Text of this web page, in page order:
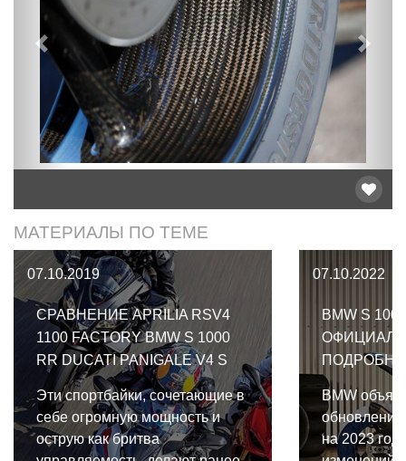
Предыдущий
МАТЕРИАЛЫ ПО ТЕМЕ
07.10.2019
СРАВНЕНИЕ APRILIA RSV4
1100 FACTORY BMW S 1000
RR DUCATI PANIGALE V4 S
Эти спортбайки, сочетающие в
себе огромную мощность и
острую как бритва
07.10.2022
BMW S
BMW
на 2023